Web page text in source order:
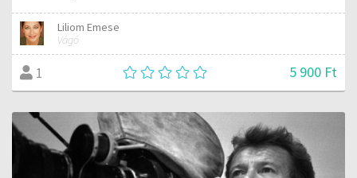
Liliom Emese
Vágó
1 5 900 Ft